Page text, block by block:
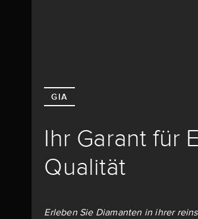
GIA
Ihr Garant für
Qualität
Erleben Sie Diamanten in ihrer